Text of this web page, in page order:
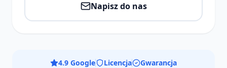
Napisz do nas
4.9 Google Licencja Gwarancja